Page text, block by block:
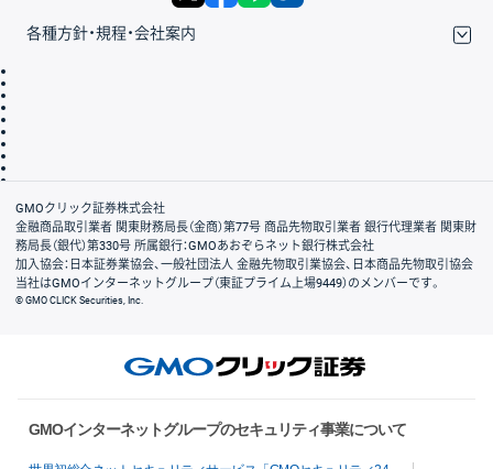
各種方針・規程・会社案内
会社案内
GMOクリック証券株式会社
金融商品取引業者 関東財務局長（金商）第77号 商品先物取引業者 銀行代理業者 関東財
務局長（銀代）第330号 所属銀行：GMOあおぞらネット銀行株式会社
加入協会：日本証券業協会、一般社団法人 金融先物取引業協会、日本商品先物取引協会
当社はGMOインターネットグループ（東証プライム上場9449）のメンバーです。
© GMO CLICK Securities, Inc.
GMOインターネットグループのセキュリティ事業について